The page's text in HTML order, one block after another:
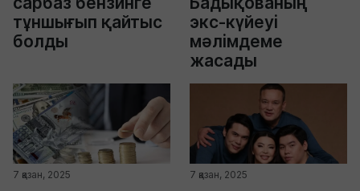
тұншығып қайтыс
болды
экс-күйеуі
мәлімдеме
жасады
7 қазан, 2025 7 қазан, 2025